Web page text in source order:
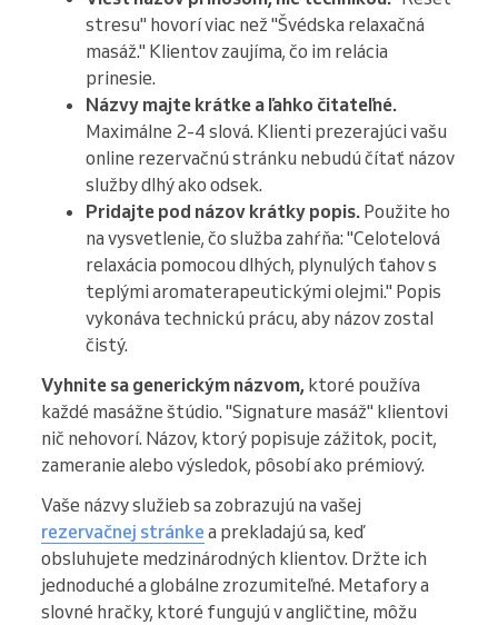
stresu" hovorí viac než "Švédska relaxačná
masáž." Klientov zaujíma, čo im relácia
prinesie.
Názvy majte krátke a ľahko čitateľné.
Maximálne 2-4 slová. Klienti prezerajúci vašu
online rezervačnú stránku nebudú čítať názov
služby dlhý ako odsek.
Pridajte pod názov krátky popis. Použite ho
na vysvetlenie, čo služba zahŕňa: "Celotelová
relaxácia pomocou dlhých, plynulých ťahov s
teplými aromaterapeutickými olejmi." Popis
vykonáva technickú prácu, aby názov zostal
čistý.
Vyhnite sa generickým názvom, ktoré používa
každé masážne štúdio. "Signature masáž" klientovi
nič nehovorí. Názov, ktorý popisuje zážitok, pocit,
zameranie alebo výsledok, pôsobí ako prémiový.
Vaše názvy služieb sa zobrazujú na vašej
rezervačnej stránke a prekladajú sa, keď
obsluhujete medzinárodných klientov. Držte ich
jednoduché a globálne zrozumiteľné. Metafory a
slovné hračky, ktoré fungujú v angličtine, môžu